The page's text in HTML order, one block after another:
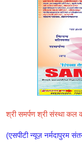
श्री समर्पण श्री संस्था
(एसपीटी न्यूज़ नर्मदापुरम